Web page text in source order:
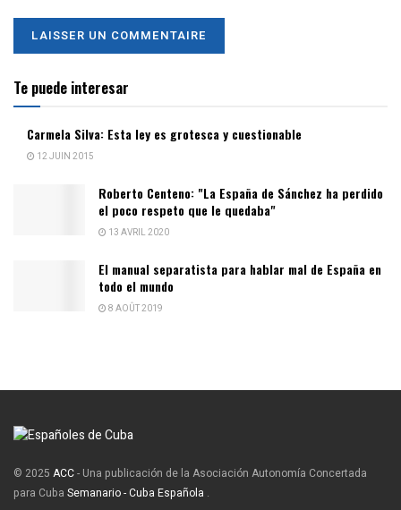
Te puede interesar
Carmela Silva: Esta ley es grotesca y cuestionable
12 JUIN 2015
Roberto Centeno: "La España de Sánchez ha perdido
el poco respeto que le quedaba"
13 AVRIL 2020
El manual separatista para hablar mal de España en
todo el mundo
8 AOÛT 2019
© 2025 ACC- Una publicación de la Asociación Autonomía Concertada
para Cuba Semanario - Cuba Española .